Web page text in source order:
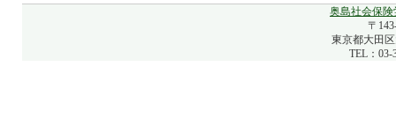
奥島社会保
〒
東京都大田
TEL：03-